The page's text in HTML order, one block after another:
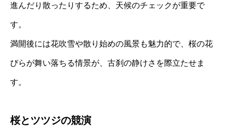
進んだり散ったりするため、天候のチェックが重要で
す。
満開後には花吹雪や散り始めの風景も魅力的で、桜の花
びらが舞い落ちる情景が、古刹の静けさを際立たせま
す。
桜とツツジの競演